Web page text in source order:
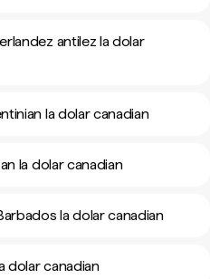
antilez la dolar
la dolar canadian
la dolar canadian
la dolar canadian
dolar canadian